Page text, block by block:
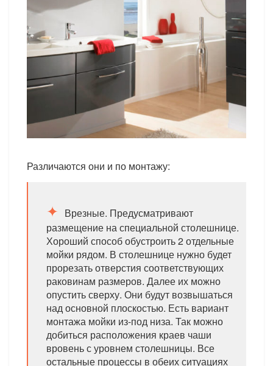
Различаются они и по монтажу:
Врезные. Предусматривают
размещение на специальной столешнице.
Хороший способ обустроить 2 отдельные
мойки рядом. В столешнице нужно будет
прорезать отверстия соответствующих
раковинам размеров. Далее их можно
опустить сверху. Они будут возвышаться
над основной плоскостью. Есть вариант
монтажа мойки из-под низа. Так можно
добиться расположения краев чаши
вровень с уровнем столешницы. Все
остальные процессы в обеих ситуациях